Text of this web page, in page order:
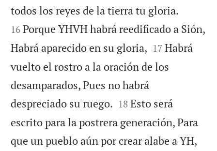
todos los reyes de la tierra tu gloria.
16 Porque YHVH habrá reedificado a Sión,
Habrá aparecido en su gloria, 

17 Habrá
vuelto el rostro a la oración de los
desamparados, Pues no habrá
despreciado su ruego. 

18 Esto será
escrito para la postrera generación, Para
que un pueblo aún por crear alabe a YH,